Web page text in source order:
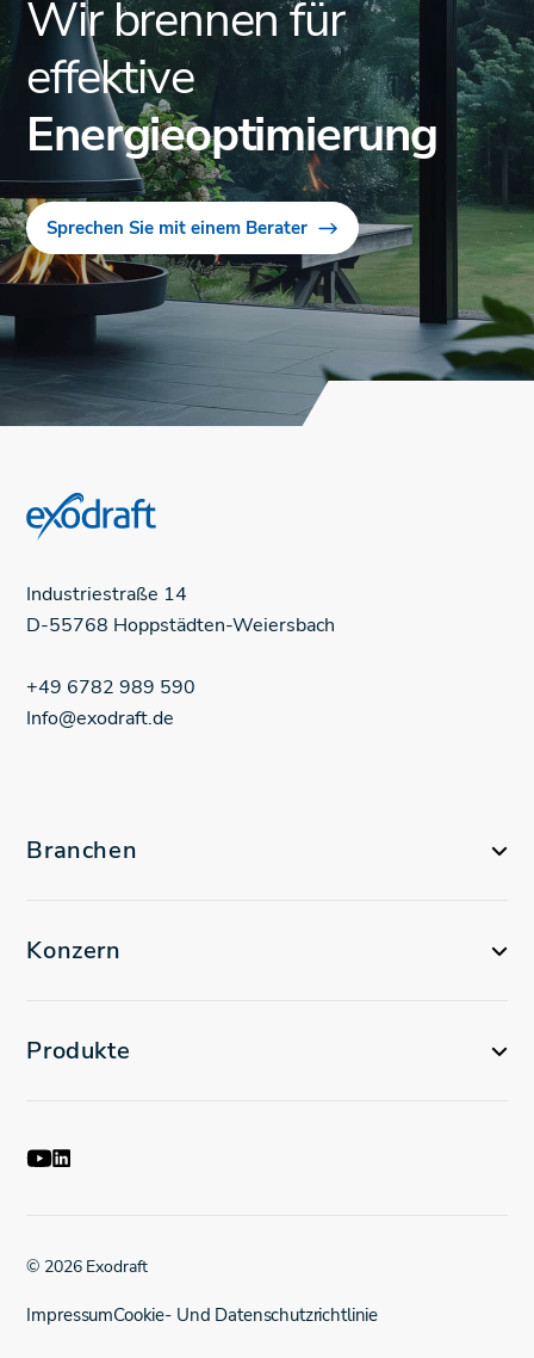
Wir brennen für
effektive
Energieoptimierung
Sprechen Sie mit einem Berater
Industriestraße 14
D-55768 Hoppstädten-Weiersbach
+49 6782 989 590
Info@exodraft.de
Branchen
Konzern
Produkte
© 2026 Exodraft
ImpressumCookie- Und Datenschutzrichtlinie